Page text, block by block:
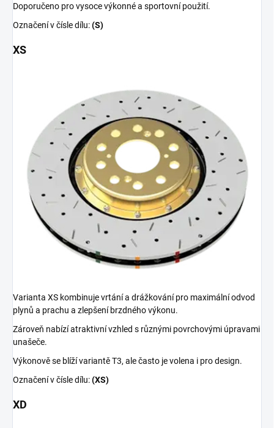
Doporučeno pro vysoce výkonné a sportovní použití.
Označení v čísle dílu:(S)
XS
Varianta XS kombinuje vrtání a drážkování pro maximální odvod
plynů a prachu a zlepšení brzdného výkonu.
Zároveň nabízí atraktivní vzhled s různými povrchovými úpravami
unašeče.
Výkonově se blíží variantě T3, ale často je volena i pro design.
Označení v čísle dílu:(XS)
XD